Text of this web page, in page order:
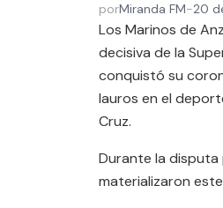
porMiranda FM-20
Los Marinos de
decisiva de la
conquistó su
lauros en el
Cruz.
Durante la
materializaron